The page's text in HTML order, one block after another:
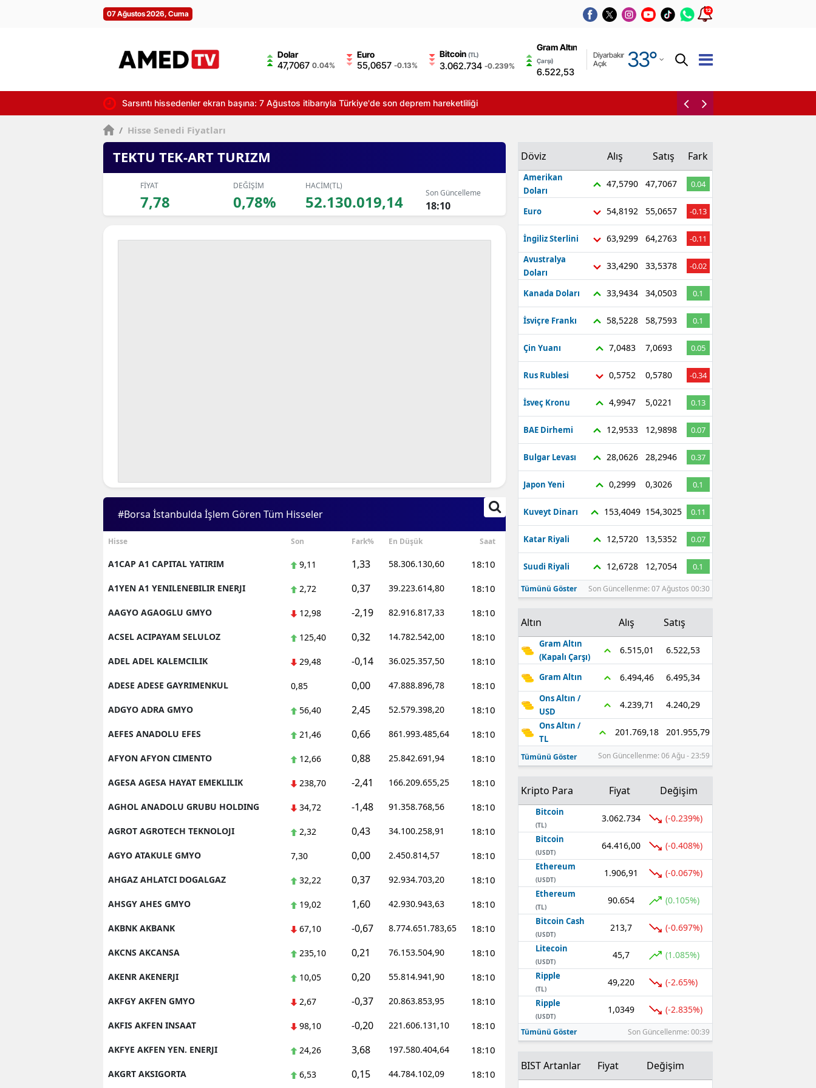
07 Ağustos 2026, Cuma 12
Dolar
47,7067 0.04%
Euro
55,0657 -0.13%
Bitcoin(TL)
3.062.734 -0.239%
Gram Altın
(Kapalı
Çarşı)
6.522,53 0,00%
Diyarbakır
Açık
33°
Adıyaman
Ankara
Antalya
Artvin
Aydın
Balıkesir
Bingöl
Bitlis
Bolu
Bursa
Çanakkale
Çankırı
Çorum
Denizli
Diyarbakır
Elazığ
Erzurum
Gaziantep
Giresun
Gümüşhane
Hakkari
Isparta
Mersin
İstanbul
Kars
Kastamonu
Kayseri
Kırklareli
Kırşehir
Kocaeli
Kütahya
Sarsıntı hissedenler ekran başına: 7 Ağustos itibarıyla Türkiye'de son deprem hareketliliği
/ Hisse Senedi Fiyatları
TEKTU TEK-ART TURIZM
FİYAT
7,78
DEĞİŞİM
0,78%
HACİM(TL)
52.130.019,14 Son Güncelleme
18:10
#Borsa İstanbulda İşlem Gören Tüm Hisseler
Hisse Son Fark% En Düşük Saat
A1CAP A1 CAPITAL YATIRIM 9,11 1,33 58.306.130,60 18:10
A1YEN A1 YENILENEBILIR ENERJI 2,72 0,37 39.223.614,80 18:10
AAGYO AGAOGLU GMYO 12,98 -2,19 82.916.817,33 18:10
ACSEL ACIPAYAM SELULOZ 125,40 0,32 14.782.542,00 18:10
ADEL ADEL KALEMCILIK 29,48 -0,14 36.025.357,50 18:10
ADESE ADESE GAYRIMENKUL 0,85 0,00 47.888.896,78 18:10
ADGYO ADRA GMYO 56,40 2,45 52.579.398,20 18:10
AEFES ANADOLU EFES 21,46 0,66 861.993.485,64 18:10
AFYON AFYON CIMENTO 12,66 0,88 25.842.691,94 18:10
AGESA AGESA HAYAT EMEKLILIK 238,70 -2,41 166.209.655,25 18:10
AGHOL ANADOLU GRUBU HOLDING 34,72 -1,48 91.358.768,56 18:10
AGROT AGROTECH TEKNOLOJI 2,32 0,43 34.100.258,91 18:10
AGYO ATAKULE GMYO 7,30 0,00 2.450.814,57 18:10
AHGAZ AHLATCI DOGALGAZ 32,22 0,37 92.934.703,20 18:10
AHSGY AHES GMYO 19,02 1,60 42.930.943,63 18:10
AKBNK AKBANK 67,10 -0,67 8.774.651.783,65 18:10
AKCNS AKCANSA 235,10 0,21 76.153.504,90 18:10
AKENR AKENERJI 10,05 0,20 55.814.941,90 18:10
AKFGY AKFEN GMYO 2,67 -0,37 20.863.853,95 18:10
AKFIS AKFEN INSAAT 98,10 -0,20 221.606.131,10 18:10
AKFYE AKFEN YEN. ENERJI 24,26 3,68 197.580.404,64 18:10
AKGRT AKSIGORTA 6,53 0,15 44.784.102,09 18:10
Döviz Alış Satış Fark
Amerikan
Doları
47,5790 47,7067 0.04
Euro 54,8192 55,0657 -0.13
İngiliz Sterlini 63,9299 64,2763
-0.11
Avustralya
Doları
33,4290 33,5378 -0.02
Kanada Doları 33,9434 34,0503 0.1
İsviçre Frankı 58,5228 58,7593 0.1
Çin Yuanı 7,0483 7,0693 0.05
Rus Rublesi 0,5752 0,5780 -0.34
İsveç Kronu 4,9947 5,0221 0.13
BAE Dirhemi 12,9533 12,9898 0.07
Bulgar Levası 28,0626 28,2946 0.37
Japon Yeni 0,2999 0,3026 0.1
Kuveyt Dinarı 153,4049 154,3025 0.11
Katar Riyali 12,5720 13,5352 0.07
Suudi Riyali 12,6728 12,7054 0.1
Tümünü Göster Son Güncellenme: 07 Ağustos 00:30
Altın Alış Satış
Gram Altın
(Kapalı Çarşı)
6.515,01 6.522,53
Gram Altın 6.494,46 6.495,34
Ons Altın /
USD
4.239,71 4.240,29
Ons Altın /
TL
201.769,18 201.955,79
Tümünü Göster Son Güncellenme: 06 Ağu - 23:59
Kripto Para Fiyat Değişim
Bitcoin
(TL)
3.062.734 (-0.239%)
Bitcoin
(USDT)
64.416,00 (-0.408%)
Ethereum
(USDT)
1.906,91 (-0.067%)
Ethereum
(TL)
90.654 (0.105%)
Bitcoin Cash
(USDT)
213,7 (-0.697%)
Litecoin
(USDT)
45,7 (1.085%)
Ripple
(TL)
49,220 (-2.65%)
Ripple
(USDT)
1,0349 (-2.835%)
Tümünü Göster Son Güncellenme: 00:39
BIST Artanlar Fiyat Değişim